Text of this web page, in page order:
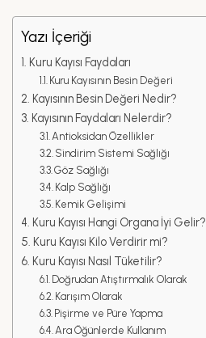
Yazı İçeriği
Kuru Kayısı Faydaları
Kuru Kayısının Besin Değeri
Kayısının Besin Değeri Nedir?
Kayısının Faydaları Nelerdir?
Antioksidan Özellikler
Sindirim Sistemi Sağlığı
Göz Sağlığı
Kalp Sağlığı
Kemik Gelişimi
Kuru Kayısı Hangi Organa İyi Gelir?
Kuru Kayısı Kilo Verdirir mi?
Kuru Kayısı Nasıl Tüketilir?
Doğrudan Atıştırmalık Olarak
Karışım Olarak
Pişirme ve Püre Yapma
Ara Öğünlerde Kullanım